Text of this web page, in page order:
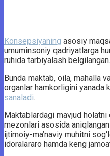
Konsepsiyaning asosiy
umuminsoniy qadriyatlarga
ruhida tarbiyalash belgilangan.
Bunda maktab, oila, mahalla
organlar hamkorligini
sanaladi.
Maktablardagi mavjud holatni
mezonlari asosida
ijtimoiy-ma’naviy muhitni
idoralararo hamda keng